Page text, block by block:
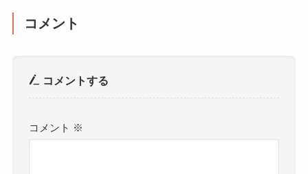
コメント
コメントする
コメント ※